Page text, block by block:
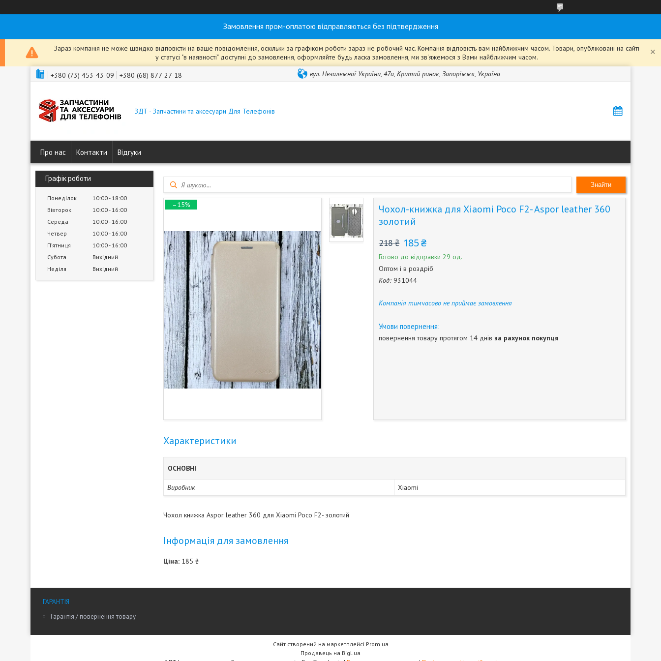
Замовлення пром-оплатою відправляються без підтвердження
Зараз компанія не може швидко відповісти на ваше повідомлення, оскільки за графіком роботи зараз не робочий час. Компанія відповість вам найближчим часом. Товари, опубліковані на сайті
у статусі "в наявності" доступні до замовлення, оформляйте будь ласка замовлення, ми зв'яжемося з Вами найближчим часом.
+380 (73) 453-43-09 +380 (68) 877-27-18 вул. Незалежної України, 47а, Критий ринок, Запоріжжя, Україна
ЗДТ - Запчастини та аксесуари Для Телефонів
Про нас Контакти Відгуки
Графік роботи
Понеділок 10:00 18:00
Вівторок
10:00 16:00
Середа
10:00 16:00
Четвер
10:00 16:00
Пʼятниця
10:00 16:00
Субота
Вихідний
Неділя
Вихідний
Знайти
–15%
Чохол-книжка для Xiaomi Poco F2- Aspor leather 360
золотий
218 ₴ 185 ₴
Готово до відправки 29 од.
Оптом і в роздріб
Код: 931044
Компанія тимчасово не приймає замовлення
повернення товару протягом 14 днів за рахунок покупця
Характеристики
ОСНОВНІ
Виробник Xiaomi
Чохол книжка Aspor leather 360 для Xiaomi Poco F2- золотий
Інформація для замовлення
Ціна: 185 ₴
ГАРАНТІЯ
Гарантія / повернення товару
Сайт створений на маркетплейсі Prom.ua
Продавець на Bigl.ua